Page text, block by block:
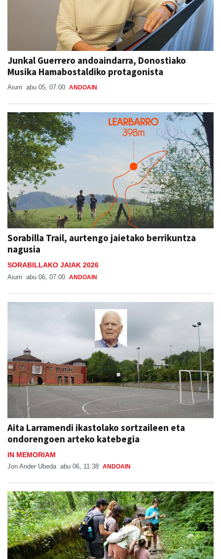
Junkal Guerrero andoaindarra, Donostiako
Musika Hamabostaldiko protagonista
Aiurri abu 05, 07:00 ANDOAIN
Sorabilla Trail, aurtengo jaietako berrikuntza
nagusia
SORABILLAKO JAIAK 2026
Aiurri abu 06, 07:00 ANDOAIN
Aita Larramendi ikastolako sortzaileen eta
ondorengoen arteko katebegia
IN MEMORIAM
Jon Ander Ubeda abu 06, 11:38 ANDOAIN